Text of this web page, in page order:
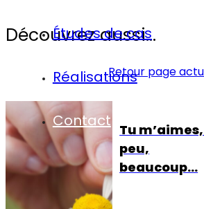
Études de cas
Réalisations
Contact
Découvrez aussi...
Retour page
Tu
peu,
beaucoup…